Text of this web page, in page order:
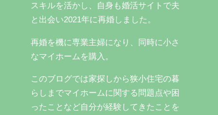
スキルを活かし、自身も婚活サイトで夫
と出会い2021年に再婚しました。
再婚を機に専業主婦になり、同時に小さ
なマイホームを購入。
このブログでは家探しから狭小住宅の暮
らしまでマイホームに関する問題点や困
ったことなど自分が経験してきたことを